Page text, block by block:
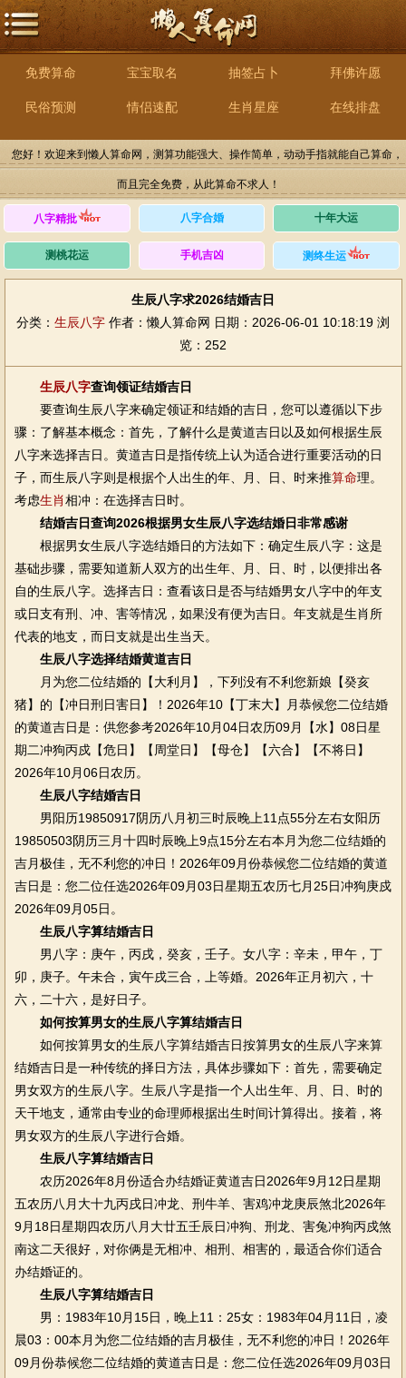
免费算命 宝宝取名 抽签占卜 拜佛许愿
民俗预测 情侣速配 生肖星座 在线排盘
您好！欢迎来到懒人算命网，测算功能强大、操作简单，动动手指就能自己算命，
而且完全免费，从此算命不求人！
八字精批 八字合婚 十年大运
测桃花运 手机吉凶 测终生运
生辰八字求2026结婚吉日
分类： 生辰八字 作者：懒人算命网 日期：2026-06-01 10:18:19 浏
览：252
生辰八字查询领证结婚吉日
要查询生辰八字来确定领证和结婚的吉日，您可以遵循以下步
骤：了解基本概念：首先，了解什么是黄道吉日以及如何根据生辰
八字来选择吉日。黄道吉日是指传统上认为适合进行重要活动的日
子，而生辰八字则是根据个人出生的年、月、日、时来推算命理。
考虑生肖相冲：在选择吉日时。
结婚吉日查询2026根据男女生辰八字选结婚日非常感谢
根据男女生辰八字选结婚日的方法如下：确定生辰八字：这是
基础步骤，需要知道新人双方的出生年、月、日、时，以便排出各
自的生辰八字。选择吉日：查看该日是否与结婚男女八字中的年支
或日支有刑、冲、害等情况，如果没有便为吉日。年支就是生肖所
代表的地支，而日支就是出生当天。
生辰八字选择结婚黄道吉日
月为您二位结婚的【大利月】，下列没有不利您新娘【癸亥
猪】的【冲日刑日害日】！2026年10【丁末大】月恭候您二位结婚
的黄道吉日是：供您参考2026年10月04日农历09月【水】08日星
期二冲狗丙戍【危日】【周堂日】【母仓】【六合】【不将日】
2026年10月06日农历。
生辰八字结婚吉日
男阳历19850917阴历八月初三时辰晚上11点55分左右女阳历
19850503阴历三月十四时辰晚上9点15分左右本月为您二位结婚的
吉月极佳，无不利您的冲日！2026年09月份恭候您二位结婚的黄道
吉日是：您二位任选2026年09月03日星期五农历七月25日冲狗庚戍
2026年09月05日。
生辰八字算结婚吉日
男八字：庚午，丙戌，癸亥，壬子。女八字：辛未，甲午，丁
卯，庚子。午未合，寅午戌三合，上等婚。2026年正月初六，十
六，二十六，是好日子。
如何按算男女的生辰八字算结婚吉日
如何按算男女的生辰八字算结婚吉日按算男女的生辰八字来算
结婚吉日是一种传统的择日方法，具体步骤如下：首先，需要确定
男女双方的生辰八字。生辰八字是指一个人出生年、月、日、时的
天干地支，通常由专业的命理师根据出生时间计算得出。接着，将
男女双方的生辰八字进行合婚。
生辰八字算结婚吉日
农历2026年8月份适合办结婚证黄道吉日2026年9月12日星期
五农历八月大十九丙戌日冲龙、刑牛羊、害鸡冲龙庚辰煞北2026年
9月18日星期四农历八月大廿五壬辰日冲狗、刑龙、害兔冲狗丙戍煞
南这二天很好，对你俩是无相冲、相刑、相害的，最适合你们适合
办结婚证的。
生辰八字算结婚吉日
男：1983年10月15日，晚上11：25女：1983年04月11日，凌
晨03：00本月为您二位结婚的吉月极佳，无不利您的冲日！2026年
09月份恭候您二位结婚的黄道吉日是：您二位任选2026年09月03日